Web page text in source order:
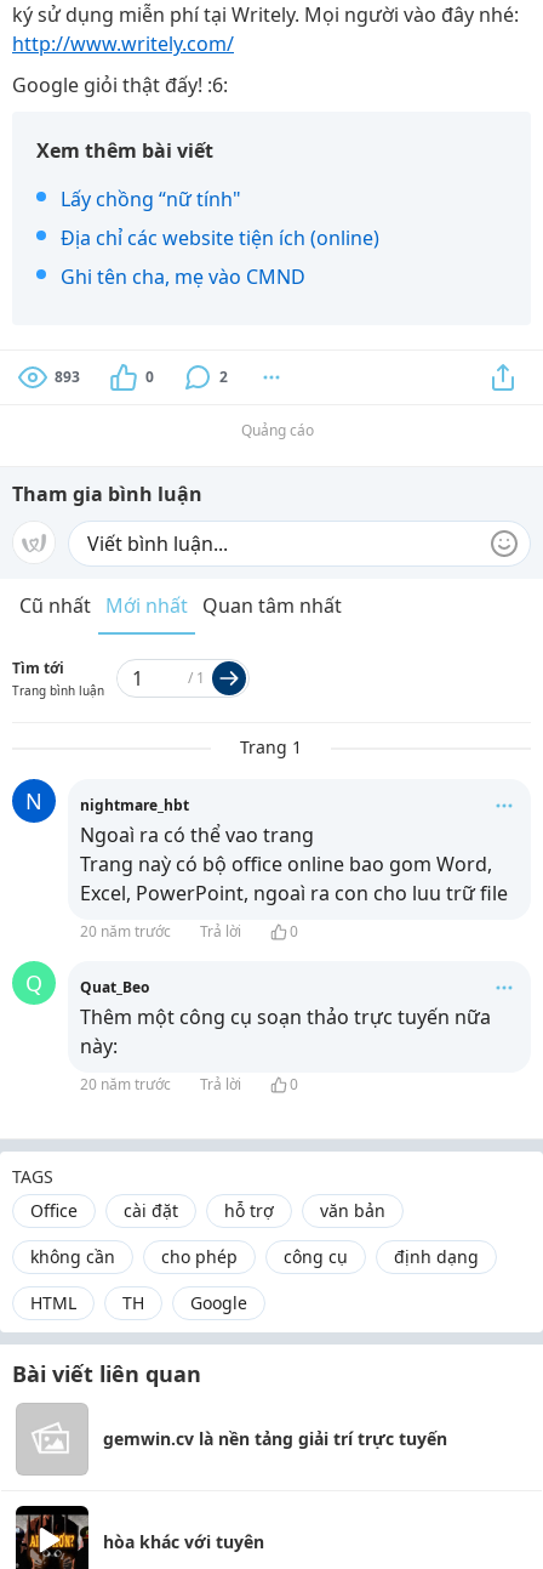
ký sử dụng miễn phí tại Writely. Mọi người vào đây nhé:
http://www.writely.com/
Google giỏi thật đấy! :6:
Xem thêm bài viết
Lấy chồng “nữ tính"
Địa chỉ các website tiện ích (online)
Ghi tên cha, mẹ vào CMND
893 0 2
Quảng cáo
Tham gia bình luận
Cũ nhất Mới nhất Quan tâm nhất
Tìm tới
Trang bình luận
/ 1
Trang 1
N nightmare_hbt
Ngoaì ra có thể vao trang
Trang naỳ có bộ office online bao gom Word,
Excel, PowerPoint, ngoaì ra con cho luu trữ file
20 năm trước Trả lời 0
Q Quat_Beo
Thêm một công cụ soạn thảo trực tuyến nữa
này:
20 năm trước Trả lời 0
TAGS
Office
cài đặt hỗ trợ
văn bản
không cần
cho phép công cụ
định dạng
HTML
TH Google
Bài viết liên quan
gemwin.cv là nền tảng giải trí trực tuyến
hòa khác với tuyên